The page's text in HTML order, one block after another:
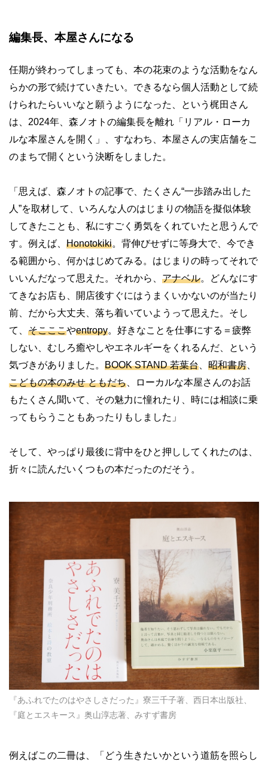
編集長、本屋さんになる
任期が終わってしまっても、本の花束のような活動をなん
らかの形で続けていきたい。できるなら個人活動として続
けられたらいいなと願うようになった、という梶田さん
は、2024年、森ノオトの編集長を離れ「リアル・ローカ
ルな本屋さんを開く」、すなわち、本屋さんの実店舗をこ
のまちで開くという決断をしました。
「思えば、森ノオトの記事で、たくさん“一歩踏み出した
人”を取材して、いろんな人のはじまりの物語を擬似体験
してきたことも、私にすごく勇気をくれていたと思うんで
す。例えば、 Honotokiki。背伸びせずに等身大で、今でき
る範囲から、何かはじめてみる。はじまりの時ってそれで
いいんだなって思えた。それから、 アナベル。どんなにす
てきなお店も、開店後すぐにはうまくいかないのが当たり
前、だから大丈夫、落ち着いていようって思えた。そし
て、 そこここやentropy。好きなことを仕事にする＝疲弊
しない、むしろ癒やしやエネルギーをくれるんだ、という
気づきがありました。 BOOK STAND 若葉台 昭和書房
こどもの本のみせ ともだち 、ローカルな本屋さんのお話
もたくさん聞いて、その魅力に憧れたり、時には相談に乗
ってもらうこともあったりもしました」
そして、やっぱり最後に背中をひと押ししてくれたのは、
折々に読んだいくつもの本だったのだそう。
『あふれでたのはやさしさだった』寮三千子著、西日本出版社、
『庭とエスキース』奥山淳志著、みすず書房
例えばこの二冊は、「どう生きたいかという道筋を照らし